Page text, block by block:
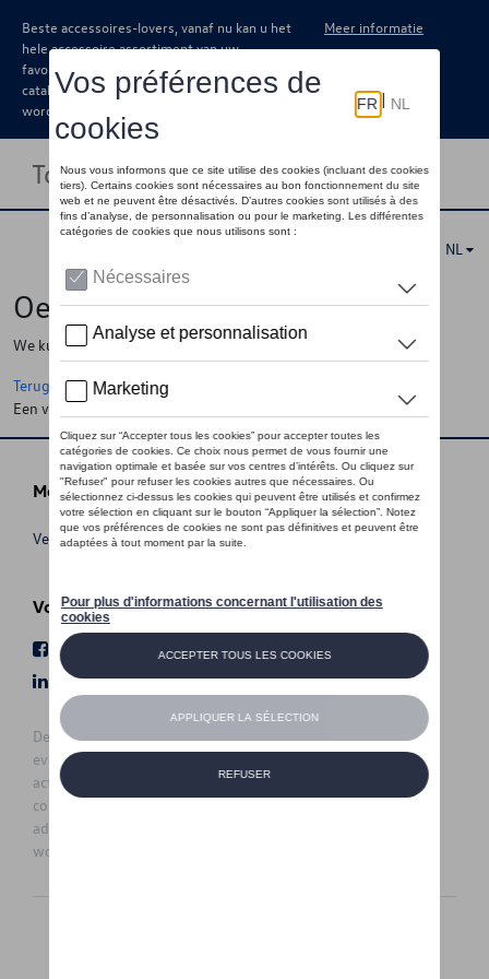
Beste accessoires-lovers, vanaf nu kan u het
hele accessoire assortiment van uw
favoriete merk terugvinden in de online
catalogus. Deze kunnen steeds besteld
worden via uw dealer.
Meer informatie
Toggle navigation
NL
Oeps !
We kunnen de pagina, de informatie die u zoekt niet vinden
Terug naar de startpagina
Een vraag ?
Meer info
Verkoopsvoorwaarden
Volg Ons
Facebook
Youtube
LinkedIn
Instagram
De prijzen op deze site zijn adviesprijzen (incl. btw), exclusief
eventuele installatiekosten. Voor meer informatie over de
actuele verkoopprijs en de eventuele installatiekosten kunt u
contact opnemen met uw concessiehouder / agent. De
adviesprijzen kunnen zonder voorafgaande kennisgeving
worden gewijzigd.